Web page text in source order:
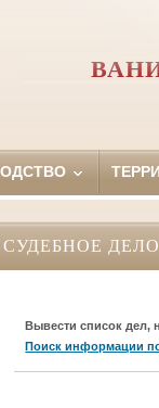
СУДЕБНОЕ
Вывести список дел,
Поиск информации